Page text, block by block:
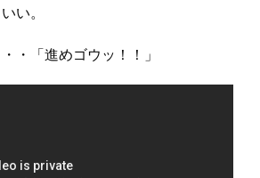
い。
・「進めゴウッ！！」